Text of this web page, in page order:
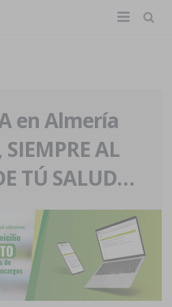
en Almería
AL
TÚ SALUD…